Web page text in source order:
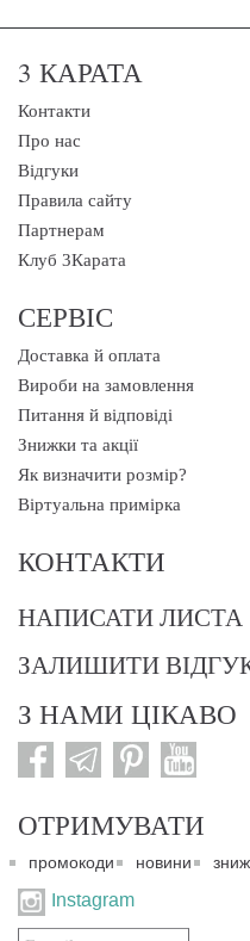
3 КАРАТА
Контакти
Про нас
Відгуки
Правила сайту
Партнерам
Клуб 3Карата
СЕРВІС
Доставка й оплата
Вироби на замовлення
Питання й відповіді
Знижки та акції
Як визначити розмір?
Віртуальна примірка
КОНТАКТИ
НАПИСАТИ ЛИСТА
ЗАЛИШИТИ
З НАМИ ЦІКАВО
ОТРИМУВАТИ
промокоди новини
Instagram